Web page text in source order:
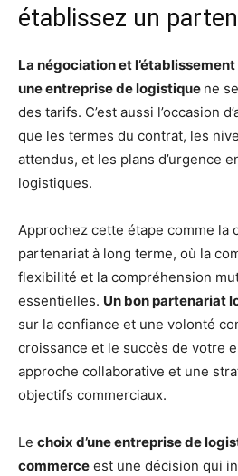
établissez un
La négociation et
une entreprise de logistique ne
des tarifs. C’est aussi l’occasion
que les termes du contrat, les
attendus, et les plans d’urgence
logistiques.
Approchez cette étape comme la
partenariat à long terme, où la
flexibilité et la compréhension
essentielles. Un bon partenariat
sur la confiance et une volonté
croissance et le succès de votre
approche collaborative et une
objectifs commerciaux.
Le choix d’une entreprise de
commerce est une décision qui